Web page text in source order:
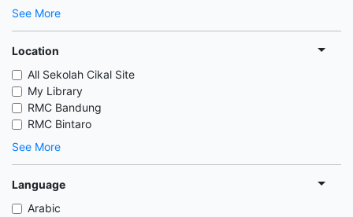
See More
Location
All Sekolah Cikal Site
My Library
RMC Bandung
RMC Bintaro
See More
Language
Arabic